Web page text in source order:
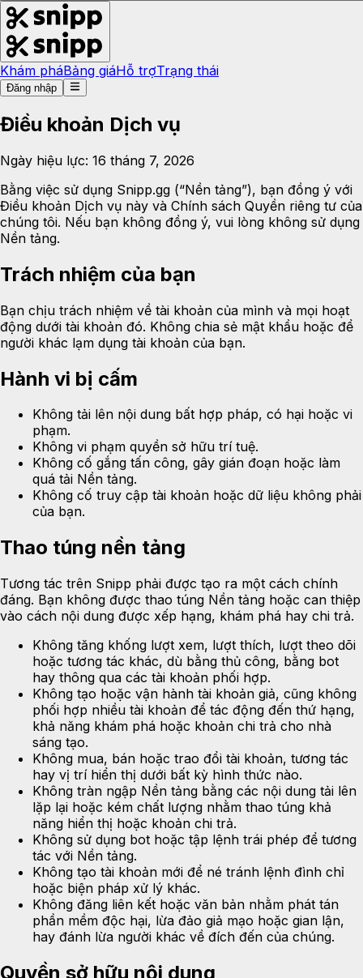
Khám pháBảng giáHỗ trợTrạng thái
Đăng nhập
Điều khoản Dịch vụ
Ngày hiệu lực: 16 tháng 7, 2026
Bằng việc sử dụng Snipp.gg (“Nền tảng”), bạn đồng ý với
Điều khoản Dịch vụ này và Chính sách Quyền riêng tư của
chúng tôi. Nếu bạn không đồng ý, vui lòng không sử dụng
Nền tảng.
Trách nhiệm của bạn
Bạn chịu trách nhiệm về tài khoản của mình và mọi hoạt
động dưới tài khoản đó. Không chia sẻ mật khẩu hoặc để
người khác lạm dụng tài khoản của bạn.
Hành vi bị cấm
Không tải lên nội dung bất hợp pháp, có hại hoặc vi
phạm.
Không vi phạm quyền sở hữu trí tuệ.
Không cố gắng tấn công, gây gián đoạn hoặc làm
quá tải Nền tảng.
Không cố truy cập tài khoản hoặc dữ liệu không phải
của bạn.
Thao túng nền tảng
Tương tác trên Snipp phải được tạo ra một cách chính
đáng. Bạn không được thao túng Nền tảng hoặc can thiệp
vào cách nội dung được xếp hạng, khám phá hay chi trả.
Không tăng khống lượt xem, lượt thích, lượt theo dõi
hoặc tương tác khác, dù bằng thủ công, bằng bot
hay thông qua các tài khoản phối hợp.
Không tạo hoặc vận hành tài khoản giả, cũng không
phối hợp nhiều tài khoản để tác động đến thứ hạng,
khả năng khám phá hoặc khoản chi trả cho nhà
sáng tạo.
Không mua, bán hoặc trao đổi tài khoản, tương tác
hay vị trí hiển thị dưới bất kỳ hình thức nào.
Không tràn ngập Nền tảng bằng các nội dung tải lên
lặp lại hoặc kém chất lượng nhằm thao túng khả
năng hiển thị hoặc khoản chi trả.
Không sử dụng bot hoặc tập lệnh trái phép để tương
tác với Nền tảng.
Không tạo tài khoản mới để né tránh lệnh đình chỉ
hoặc biện pháp xử lý khác.
Không đăng liên kết hoặc văn bản nhằm phát tán
phần mềm độc hại, lừa đảo giả mạo hoặc gian lận,
hay đánh lừa người khác về đích đến của chúng.
Quyền sở hữu nội dung